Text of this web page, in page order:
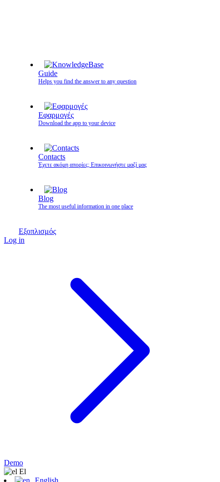
Guide
Helps you find the answer to any question
Εφαρμογές
Download the app to your device
Contacts
Έχετε ακόμη απορίες; Επικοινωνήστε μαζί μας
Blog
The most useful information in one place
Εξοπλισμός
Log in
Demo
Εl
English